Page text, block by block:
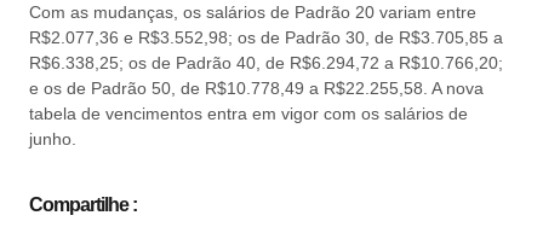
Com as mudanças, os salários de Padrão 20 variam entre
R$2.077,36 e R$3.552,98; os de Padrão 30, de R$3.705,85 a
R$6.338,25; os de Padrão 40, de R$6.294,72 a R$10.766,20;
e os de Padrão 50, de R$10.778,49 a R$22.255,58. A nova
tabela de vencimentos entra em vigor com os salários de
junho.
Compartilhe :